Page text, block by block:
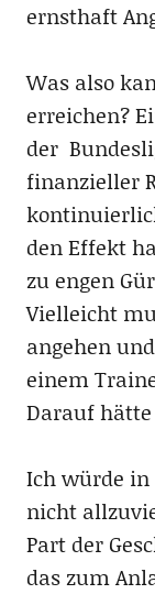
ernsthaft
Was also
erreichen?
der
finanzieller
den Effekt
zu engen
Vielleicht
angehen
einem
Darauf
Ich würde
nicht
Part der
das zum